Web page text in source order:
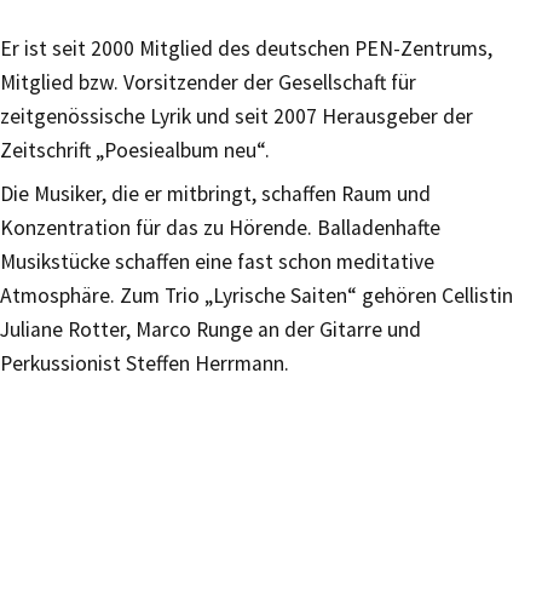
Er ist seit 2000 Mitglied des deutschen PEN-Zentrums,
Mitglied bzw. Vorsitzender der Gesellschaft für
zeitgenössische Lyrik und seit 2007 Herausgeber der
Zeitschrift „Poesiealbum neu“.
Die Musiker, die er mitbringt, schaffen Raum und
Konzentration für das zu Hörende. Balladenhafte
Musikstücke schaffen eine fast schon meditative
Atmosphäre. Zum Trio „Lyrische Saiten“ gehören Cellistin
Juliane Rotter, Marco Runge an der Gitarre und
Perkussionist Steffen Herrmann.